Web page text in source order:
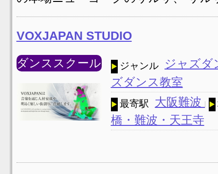
VOXJAPAN STUDIO
ダンススクール ジャンル
ジャズ
ズダンス教室
最寄駅 大阪難波
橋・難波・天王寺